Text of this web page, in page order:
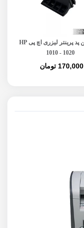
سپریشن پد پرینتر لیزری اچ پی HP
1010 - 1020
170,000 تومان